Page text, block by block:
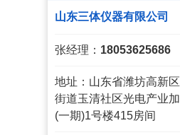
山东三体仪器有限公司
张经理： 18053625686
地址：山东省潍坊高新
街道玉清社区光电产业
(一期)1号楼415房间